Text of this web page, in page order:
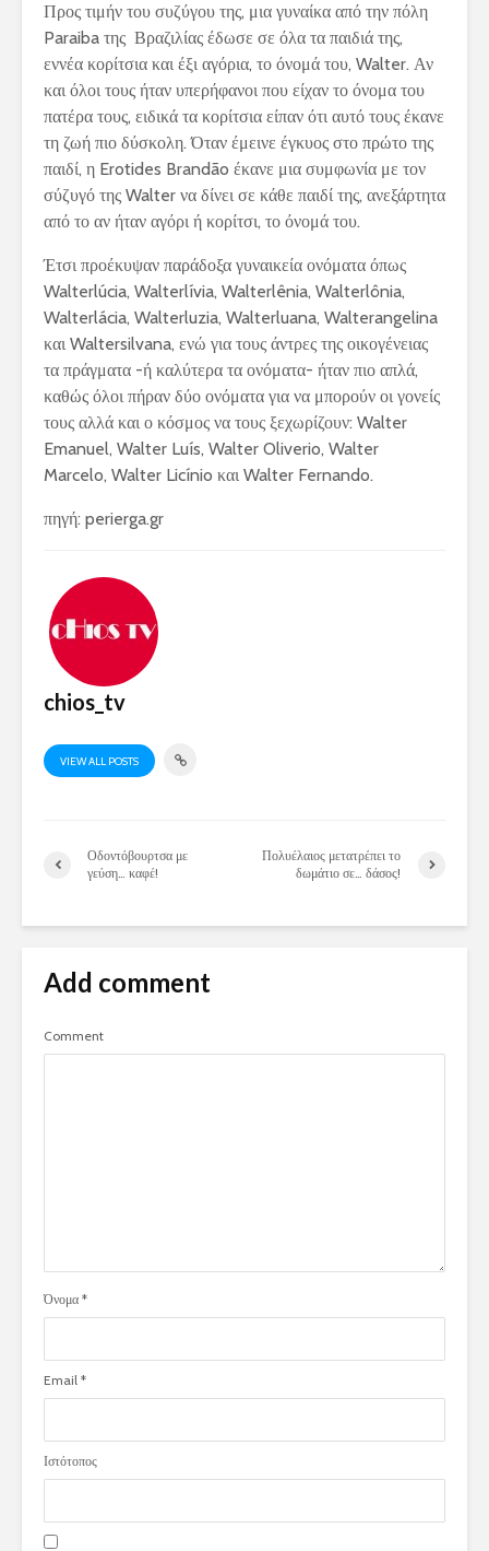
Προς τιμήν του συζύγου της, μια γυναίκα από την πόλη
Paraiba της Βραζιλίας έδωσε σε όλα τα παιδιά της,
εννέα κορίτσια και έξι αγόρια, το όνομά του, Walter. Αν
και όλοι τους ήταν υπερήφανοι που είχαν το όνομα του
πατέρα τους, ειδικά τα κορίτσια είπαν ότι αυτό τους έκανε
τη ζωή πιο δύσκολη. Όταν έμεινε έγκυος στο πρώτο της
παιδί, η Erotides Brandão έκανε μια συμφωνία με τον
σύζυγό της Walter να δίνει σε κάθε παιδί της, ανεξάρτητα
από το αν ήταν αγόρι ή κορίτσι, το όνομά του.
Έτσι προέκυψαν παράδοξα γυναικεία ονόματα όπως
Walterlúcia, Walterlívia, Walterlênia, Walterlônia,
Walterlácia, Walterluzia, Walterluana, Walterangelina
και Waltersilvana, ενώ για τους άντρες της οικογένειας
τα πράγματα -ή καλύτερα τα ονόματα- ήταν πιο απλά,
καθώς όλοι πήραν δύο ονόματα για να μπορούν οι γονείς
τους αλλά και ο κόσμος να τους ξεχωρίζουν: Walter
Emanuel, Walter Luís, Walter Oliverio, Walter
Marcelo, Walter Licínio και Walter Fernando.
πηγή: perierga.gr
chios_tv
VIEW ALL POSTS
Οδοντόβουρτσα με
γεύση… καφέ!
Πολυέλαιος μετατρέπει το
δωμάτιο σε… δάσος!
Add comment
Comment
Όνομα *
Email *
Ιστότοπος